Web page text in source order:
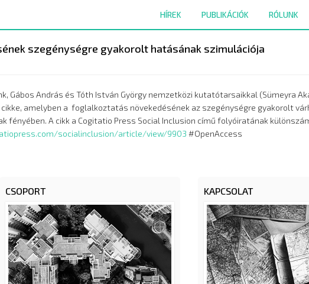
HÍREK PUBLIKÁCIÓK RÓLUNK
szegénységre gyakorolt ​​hatásának szimulációja
Gábos András és Tóth István György nemzetközi kutatótarsaikkal (Sümeyra
amelyben a  foglalkoztatás növekedésének az szegénységre gyakorolt
socialinclusion/article/view/9903 #OpenAccess
CSOPORT KAPCSOLAT